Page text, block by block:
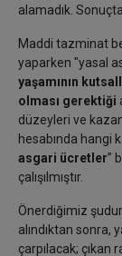
alamadık. Sonuçta
Maddi tazminat
yaparken "yasal
yaşamının
olması gerektiği
düzeyleri ve
hesabında hangi
asgari ücretler”
çalışılmıştır.
Önerdiğimiz
alındıktan sonra,
çarpılacak; çıkan